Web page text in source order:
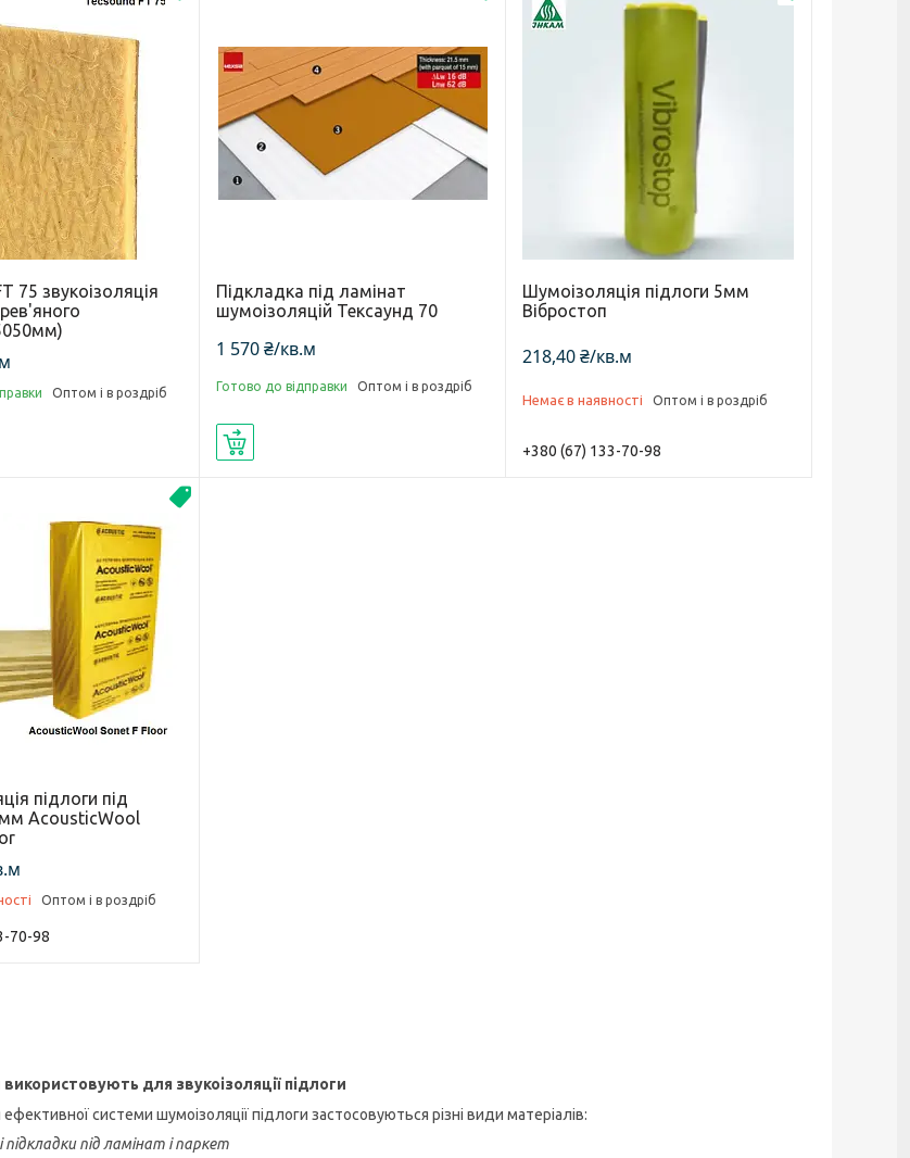
75 звукоізоляція
Оптом і в роздріб
Підкладка під ламінат
шумоізоляцій Тексаунд 70
1 570 ₴/кв.м
Готово до відправки Оптом і в роздріб
Шумоізоляція підлоги 5мм
Вібростоп
218,40 ₴/кв.м
Немає в наявності Оптом і в роздріб
+380 (67) 133-70-98
підлоги під
AcousticWool
Оптом і в роздріб
70-98
використовують для звукоізоляції підлоги
системи шумоізоляції підлоги застосовуються різні види матеріалів:
підкладки під ламінат і паркет